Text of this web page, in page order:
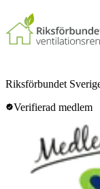
Riksförbundet
Verifierad medlem